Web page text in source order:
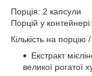
Порція: 2 капсули
Порцій у
Кількість на
Екстракт
великої рогатої